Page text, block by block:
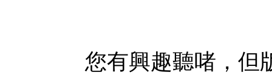
您有興趣聽啫，但